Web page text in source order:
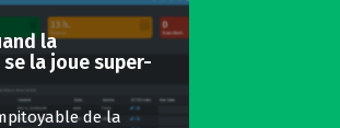
la
la joue super-
de la